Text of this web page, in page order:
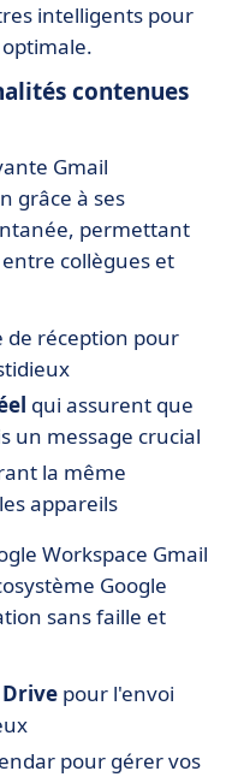
intelligents pour
contenues
Gmail
grâce à ses
permettant
collègues et
de réception pour
qui assurent que
un message crucial
la même
appareils
Workspace Gmail
Google
sans faille et
pour l'envoi
pour gérer vos